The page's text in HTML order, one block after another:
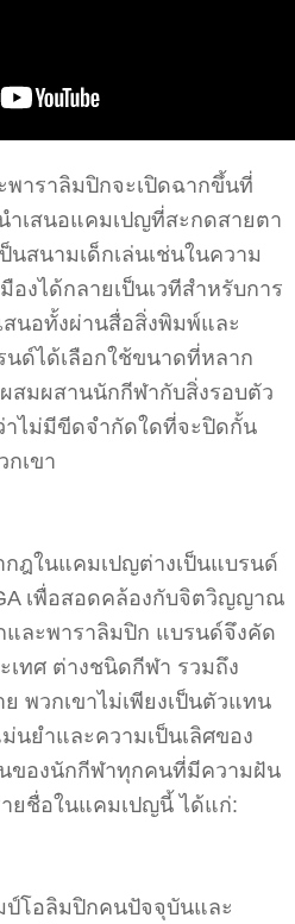
าราลิมปิกจะเปิดฉากขึ้นที่
ำเสนอแคมเปญที่สะกดสายตา
นสนามเด็กเล่นเช่นในความ
งได้กลายเป็นเวทีสำหรับการ
นอทั้งผ่านสื่อสิ่งพิมพ์และ
ด์ได้เลือกใช้ขนาดที่หลาก
สมผสานนักกีฬากับสิ่งรอบตัว
าไม่มีขีดจำกัดใดที่จะปิดกั้น
เขา
ฎในแคมเปญต่างเป็นแบรนด์
เพื่อสอดคล้องกับจิตวิญญาณ
ละพาราลิมปิก แบรนด์จึงคัด
เทศ ต่างชนิดกีฬา รวมถึง
พวกเขาไม่เพียงเป็นตัวแทน
ยำและความเป็นเลิศของ
ของนักกีฬาทุกคนที่มีความฝัน
ยชื่อในแคมเปญนี้ ได้แก่:
โอลิมปิกคนปัจจุบันและ